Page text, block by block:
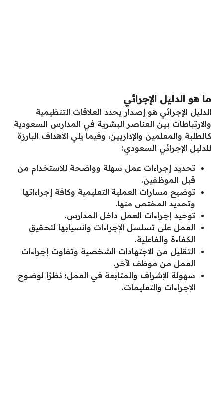
ما هو الدليل الإجرائي
الدليل الإجرائي هو إصدار يحدد العلاقات التنظيمية
والارتباطات بين العناصر البشرية في المدارس السعودية
كالطلبة والمعلمين والإداريين، وفيما يلي الأهداف البارزة
للدليل الإجرائي السعودي:
تحديد إجراءات عمل سهلة وواضحة للاستخدام من
قبل الموظفين.
توضيح مسارات العملية التعليمية وكافة إجراءاتها
وتحديد المختص منها.
توحيد إجراءات العمل داخل المدارس.
العمل على تسلسل الإجراءات وانسيابها لتحقيق
الكفاءة والفاعلية.
التقليل من الاجتهادات الشخصية وتفاوت إجراءات
العمل من موظف لآخر.
سهولة الإشراف والمتابعة في العمل؛ نظرًا لوضوح
الإجراءات والتعليمات.